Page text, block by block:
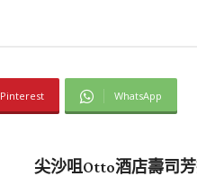
Pinterest WhatsApp
尖沙咀Otto酒店壽司